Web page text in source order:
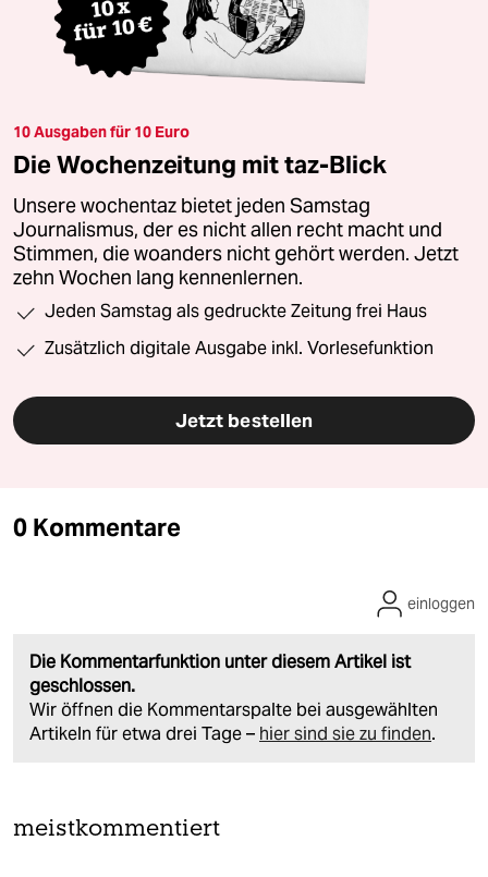
10 Ausgaben für 10 Euro
Die Wochenzeitung mit taz-Blick
Unsere wochentaz bietet jeden Samstag
Journalismus, der es nicht allen recht macht und
Stimmen, die woanders nicht gehört werden. Jetzt
zehn Wochen lang kennenlernen.
Jeden Samstag als gedruckte Zeitung frei Haus
Zusätzlich digitale Ausgabe inkl. Vorlesefunktion
Jetzt bestellen
0 Kommentare
Die Kommentarfunktion unter diesem Artikel ist
geschlossen.
Wir öffnen die Kommentarspalte bei ausgewählten
Artikeln für etwa drei Tage – hier sind sie zu finden.
einloggen
meistkommentiert